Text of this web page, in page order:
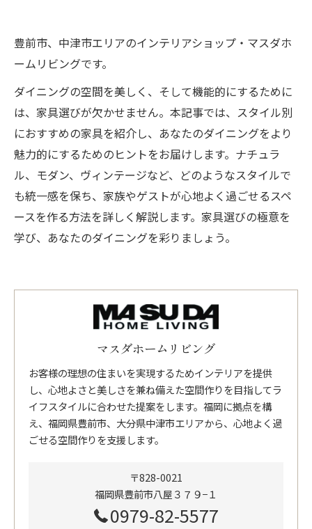
豊前市、中津市エリアのインテリアショップ・マスダホ
ームリビングです。
ダイニングの空間を美しく、そして機能的にするために
は、家具選びが欠かせません。本記事では、スタイル別
におすすめの家具を紹介し、あなたのダイニングをより
魅力的にするためのヒントをお届けします。ナチュラ
ル、モダン、ヴィンテージなど、どのようなスタイルで
も統一感を保ち、家族やゲストが心地よく過ごせるスペ
ースを作る方法を詳しく解説します。家具選びの極意を
学び、あなたのダイニングを彩りましょう。
マスダホームリビング
お客様の理想の住まいを実現するためインテリアを提供
し、心地よさと美しさを兼ね備えた空間作りを目指してラ
イフスタイルに合わせた提案をします。福岡に拠点を構
え、福岡県豊前市、大分県中津市エリアから、心地よく過
ごせる空間作りを支援します。
〒828-0021
福岡県豊前市八屋３７９−１
0979-82-5577